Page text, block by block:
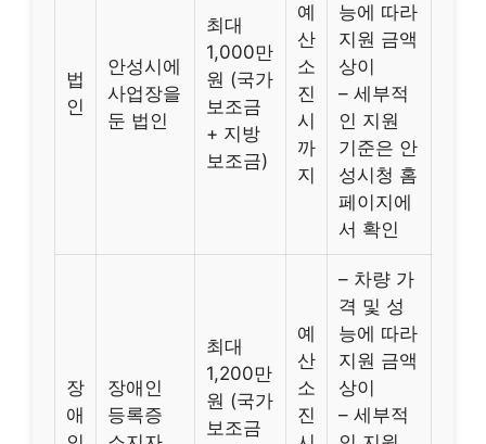
법
인
안성시에
사업장을
둔 법인
최대
1,000만
원 (국가
보조금
+ 지방
보조금)
예
산
소
진
시
까
지
능에 따라
지원 금액
상이
– 세부적
인 지원
기준은 안
성시청 홈
페이지에
서 확인
장
애
장애인
등록증
최대
1,200만
원 (국가
보조금
예
산
소
진
– 차량 가
격 및 성
능에 따라
지원 금액
상이
– 세부적